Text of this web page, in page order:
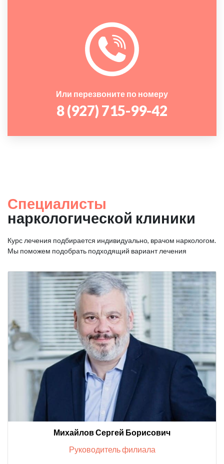
Или перезвоните по номеру
8 (927) 715-99-42
Специалисты
наркологической клиники
Курс лечения подбирается индивидуально, врачом наркологом.
Мы поможем подобрать подходящий вариант лечения
Михайлов Сергей Борисович
Руководитель филиала